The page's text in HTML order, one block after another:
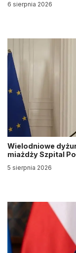
6 sierpnia 2026
Wielodniowe
miażdży Szpital
5 sierpnia 2026